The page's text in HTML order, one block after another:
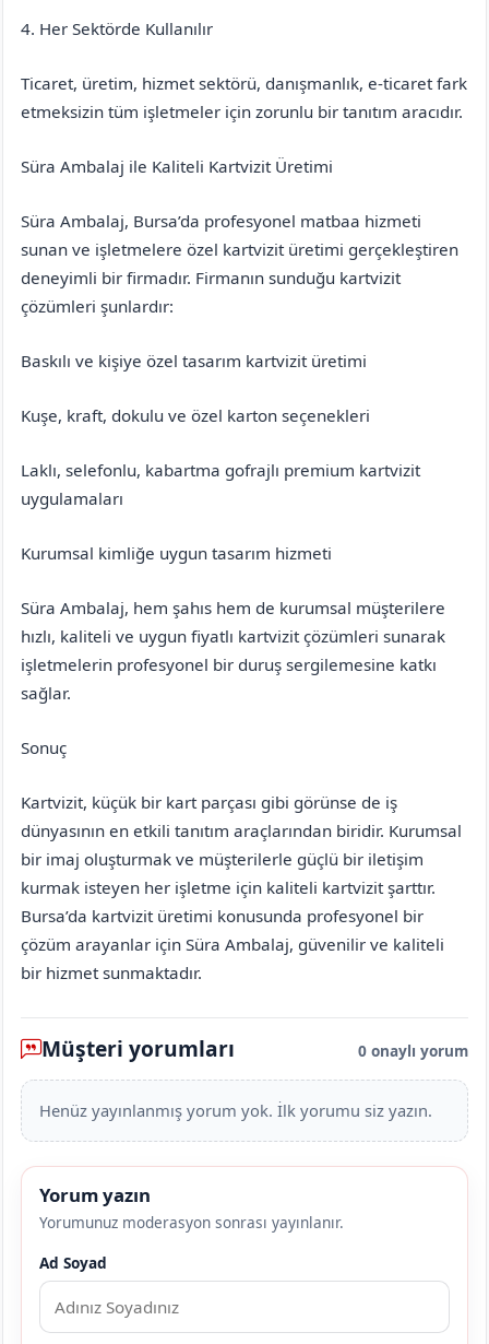
4. Her Sektörde Kullanılır
Ticaret, üretim, hizmet sektörü, danışmanlık, e-ticaret fark
etmeksizin tüm işletmeler için zorunlu bir tanıtım aracıdır.
Süra Ambalaj ile Kaliteli Kartvizit Üretimi
Süra Ambalaj, Bursa’da profesyonel matbaa hizmeti
sunan ve işletmelere özel kartvizit üretimi gerçekleştiren
deneyimli bir firmadır. Firmanın sunduğu kartvizit
çözümleri şunlardır:
Baskılı ve kişiye özel tasarım kartvizit üretimi
Kuşe, kraft, dokulu ve özel karton seçenekleri
Laklı, selefonlu, kabartma gofrajlı premium kartvizit
uygulamaları
Kurumsal kimliğe uygun tasarım hizmeti
Süra Ambalaj, hem şahıs hem de kurumsal müşterilere
hızlı, kaliteli ve uygun fiyatlı kartvizit çözümleri sunarak
işletmelerin profesyonel bir duruş sergilemesine katkı
sağlar.
Sonuç
Kartvizit, küçük bir kart parçası gibi görünse de iş
dünyasının en etkili tanıtım araçlarından biridir. Kurumsal
bir imaj oluşturmak ve müşterilerle güçlü bir iletişim
kurmak isteyen her işletme için kaliteli kartvizit şarttır.
Bursa’da kartvizit üretimi konusunda profesyonel bir
çözüm arayanlar için Süra Ambalaj, güvenilir ve kaliteli
bir hizmet sunmaktadır.
Müşteri yorumları 0 onaylı yorum
Henüz yayınlanmış yorum yok. İlk yorumu siz yazın.
Yorum yazın
Yorumunuz moderasyon sonrası yayınlanır.
Ad Soyad